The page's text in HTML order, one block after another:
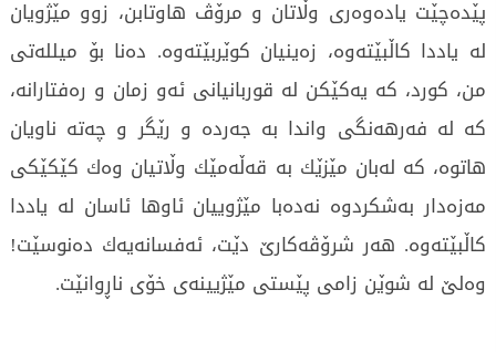
پێده‌چێت یاده‌وه‌ری وڵاتان و مرۆڤ هاوتابن، زوو مێژویان
له‌ یاددا كاڵبێته‌وه‌، زه‌ینیان كوێربێته‌وه‌. ده‌نا بۆ میلله‌تی
من، كورد، كه‌ یه‌كێكن له‌ قوربانیانی ئه‌و زمان و رە‌فتارانه‌،
كه‌ له‌ فه‌رهه‌نگی واندا به‌ جه‌رده‌ و رێگر و چه‌ته‌ ناویان
هاتوه‌، كه‌ له‌بان مێزێك به‌ قه‌ڵه‌مێك وڵاتیان وه‌ك كێكێكی
مه‌زه‌دار به‌شكردوه‌ نه‌ده‌با مێژوییان ئاوها ئاسان له‌ یاددا
كاڵبێته‌وه‌. هه‌ر شرۆڤه‌كارێ دێت، ئه‌فسانه‌یه‌ك ده‌نوسێت!
وه‌لێ له‌ شوێن زامی پێستی مێژیینەی خۆی ناڕوانێت.